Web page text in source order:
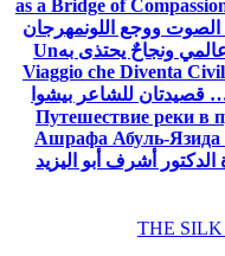
as a Bridge of
ووجع اللونمهرجان
Un
Viaggio che Diventa
للشاعر بيشوا
Путешествие реки в
Ашрафа Абуль-
أشرف أبو اليزيد